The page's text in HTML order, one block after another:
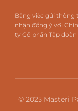
Bằng việc gửi thông
nhận đồng ý với
ty Cổ phần Tập
© 2025 Masteri